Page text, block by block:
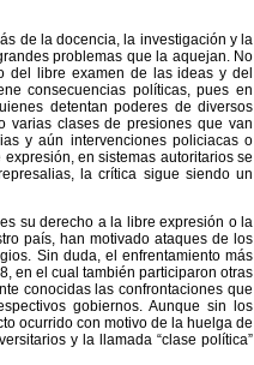
de la docencia, la investigación y la
problemas que la aquejan. No
del libre examen de las ideas y del
consecuencias políticas, pues en
detentan poderes de diversos
varias clases de presiones que van
y aún intervenciones policiacas o
en sistemas autoritarios se
la crítica sigue siendo un
su derecho a la libre expresión o la
país, han motivado ataques de los
Sin duda, el enfrentamiento más
en el cual también participaron otras
conocidas las confrontaciones que
gobiernos. Aunque sin los
ocurrido con motivo de la huelga de
y la llamada “clase política”